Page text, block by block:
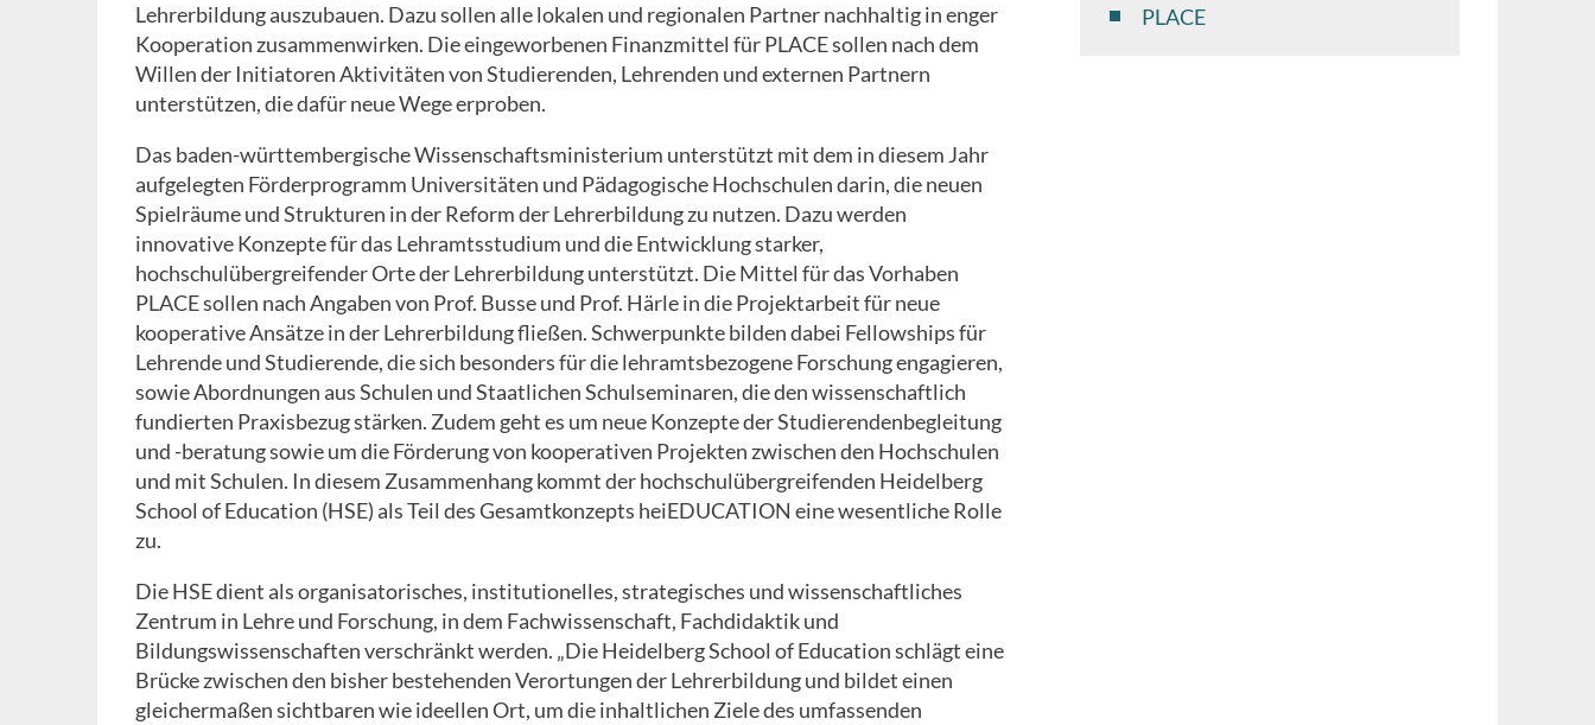
Lehrerbildung auszubauen. Dazu sollen alle lokalen und regionalen Partner nachhaltig in enger
Kooperation zusammenwirken. Die eingeworbenen Finanzmittel für PLACE sollen nach dem
Willen der Initiatoren Aktivitäten von Studierenden, Lehrenden und externen Partnern
unterstützen, die dafür neue Wege erproben.
Das baden-württembergische Wissenschaftsministerium unterstützt mit dem in diesem Jahr
aufgelegten Förderprogramm Universitäten und Pädagogische Hochschulen darin, die neuen
Spielräume und Strukturen in der Reform der Lehrerbildung zu nutzen. Dazu werden
innovative Konzepte für das Lehramtsstudium und die Entwicklung starker,
hochschulübergreifender Orte der Lehrerbildung unterstützt. Die Mittel für das Vorhaben
PLACE sollen nach Angaben von Prof. Busse und Prof. Härle in die Projektarbeit für neue
kooperative Ansätze in der Lehrerbildung fließen. Schwerpunkte bilden dabei Fellowships für
Lehrende und Studierende, die sich besonders für die lehramtsbezogene Forschung engagieren,
sowie Abordnungen aus Schulen und Staatlichen Schulseminaren, die den wissenschaftlich
fundierten Praxisbezug stärken. Zudem geht es um neue Konzepte der Studierendenbegleitung
und -beratung sowie um die Förderung von kooperativen Projekten zwischen den Hochschulen
und mit Schulen. In diesem Zusammenhang kommt der hochschulübergreifenden Heidelberg
School of Education (HSE) als Teil des Gesamtkonzepts heiEDUCATION eine wesentliche Rolle
zu.
Die HSE dient als organisatorisches, institutionelles, strategisches und wissenschaftliches
Zentrum in Lehre und Forschung, in dem Fachwissenschaft, Fachdidaktik und
Bildungswissenschaften verschränkt werden. „Die Heidelberg School of Education schlägt eine
Brücke zwischen den bisher bestehenden Verortungen der Lehrerbildung und bildet einen
gleichermaßen sichtbaren wie ideellen Ort, um die inhaltlichen Ziele des umfassenden
PLACE